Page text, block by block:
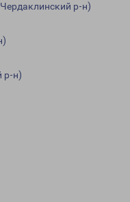
р-н)
р-н)